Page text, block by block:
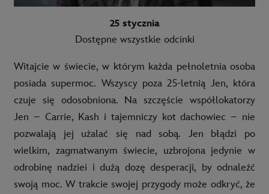
25 stycznia
Dostępne wszystkie odcinki
Witajcie w świecie, w którym każda pełnoletnia osoba
posiada supermoc. Wszyscy poza 25-letnią Jen, która
czuje się odosobniona. Na szczęście współlokatorzy
Jen – Carrie, Kash i tajemniczy kot dachowiec – nie
pozwalają jej użalać się nad sobą. Jen błądzi po
wielkim, zagmatwanym świecie, uzbrojona jedynie w
odrobinę nadziei i dużą dozę desperacji, by odnaleźć
swoją moc. W trakcie swojej przygody może odkryć, że